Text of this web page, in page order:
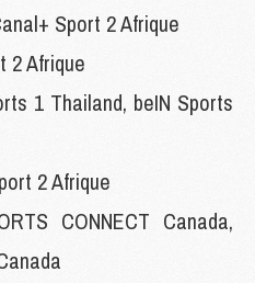
Sport 2 Afrique
2 Afrique
1 Thailand, beIN Sports
2 Afrique
CONNECT Canada,